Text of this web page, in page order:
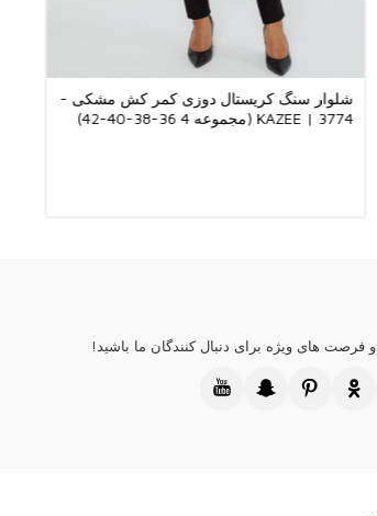
شلوار سنگ کریستال دوزی کمر کش مشکی -
3774 | KAZEE (مجموعه 4 36-38-40-42)
فرصت های ویژه برای دنبال کنندگان ما باشید!